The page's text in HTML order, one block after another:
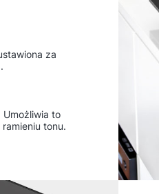
za
Umożliwia to
tonu.